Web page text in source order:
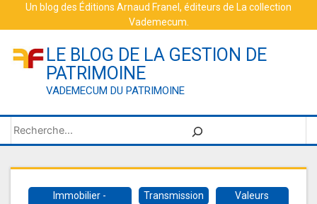
Un blog des Éditions Arnaud Franel , éditeurs de La collection
Vademecum
LE BLOG DE LA GESTION DE
PATRIMOINE
VADEMECUM DU PATRIMOINE
Rechercher
Immobilier -
Transmission
Valeurs